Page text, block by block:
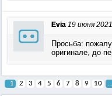
Evia 19 июня
Просьба:
оригинале, до
1 2 3 4 5 6 7 8 9 10 ...